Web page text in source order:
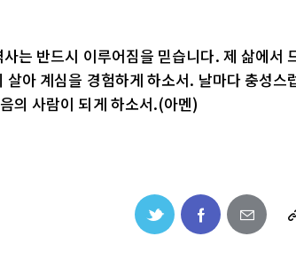
는 반드시 이루어짐을 믿습니다. 제 삶에서
아 계심을 경험하게 하소서. 날마다 충성스
의 사람이 되게 하소서.(아멘)